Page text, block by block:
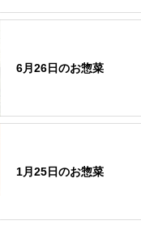
6月26日のお惣菜
1月25日のお惣菜